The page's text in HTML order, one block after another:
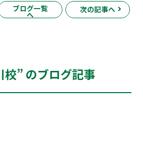
ブログ一覧
へ
次の記事へ
校” のブログ記事